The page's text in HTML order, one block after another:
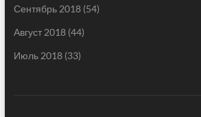
Сентябрь 2018(54)
Август 2018(44)
Июль 2018(33)